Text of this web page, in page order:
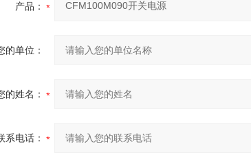
产品：
的单位：
的姓名：
系电话：